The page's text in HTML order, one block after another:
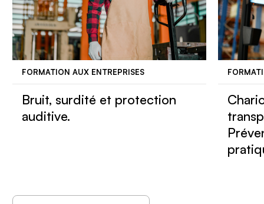
FORMATION AUX ENTREPRISES
Bruit, surdité et protection
auditive.